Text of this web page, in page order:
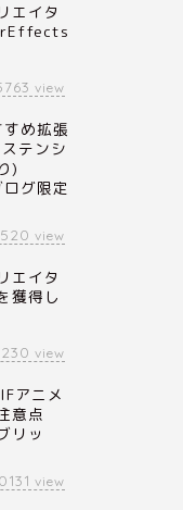
エイタ
view
め拡張
テンシ
)
グ限定
view
エイタ
獲得し
view
アニメ
意点
リッ
view